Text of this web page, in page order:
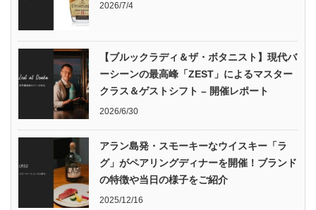
2026/7/4
【ブルックラディ＆ザ・ボタニスト】現代バ
ーシーンの最高峰「ZEST」によるマスター
クラス＆ゲストシフト – 開催レポート
2026/6/30
アラン島発・スモーキーなウイスキー「ラ
グ」がペアリングディナーを開催！ブランド
の特徴や当日の様子をご紹介
2025/12/16